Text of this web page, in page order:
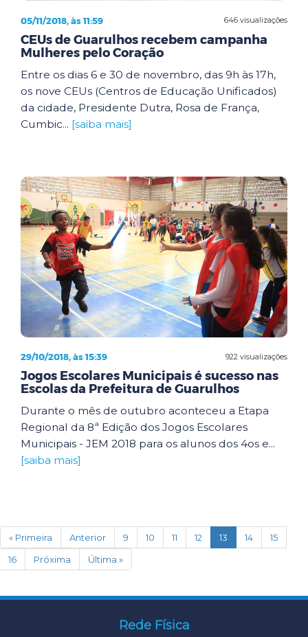
646 visualizações
05/11/2018, às 11:59
CEUs de Guarulhos recebem campanha
Mulheres pelo Coração
Entre os dias 6 e 30 de novembro, das 9h às 17h,
os nove CEUs (Centros de Educação Unificados)
da cidade, Presidente Dutra, Rosa de França,
Cumbic... [saiba mais]
922 visualizações
29/10/2018, às 15:39
Jogos Escolares Municipais é sucesso nas
Escolas da Prefeitura de Guarulhos
Durante o mês de outubro aconteceu a Etapa
Regional da 8ª Edição dos Jogos Escolares
Municipais - JEM 2018 para os alunos dos 4os e...
[saiba mais]
« Primeira Anterior 9 10 11 12 13 (current)
14
15
16
Próxima Última »
Rede Física